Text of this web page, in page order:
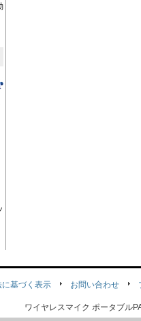
基づく表示 お問い合わせ
ワイヤレスマイク ポータブル